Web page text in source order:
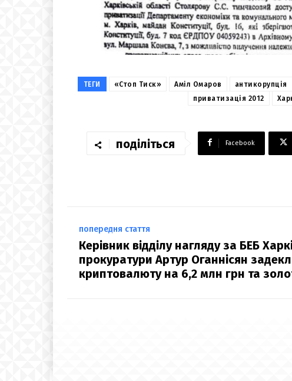
ТЕГИ «Стоп Тиск» Аміл Омаров антикорупція
приватизація 2012
поділіться Facebook
попередня стаття
Керівник відділу нагляду за БЕБ
прокуратури Артур Оганнісян
криптовалюту на 6,2 млн грн та